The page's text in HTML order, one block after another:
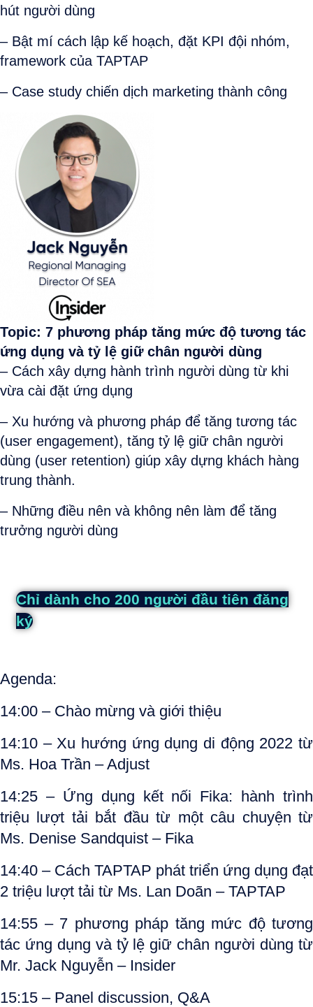
hút người dùng
– Bật mí cách lập kế hoạch, đặt KPI đội nhóm,
framework của TAPTAP
– Case study chiến dịch marketing thành công
Topic: 7 phương pháp tăng mức độ tương tác
ứng dụng và tỷ lệ giữ chân người dùng
– Cách xây dựng hành trình người dùng từ khi
vừa cài đặt ứng dụng
– Xu hướng và phương pháp để tăng tương tác
(user engagement), tăng tỷ lệ giữ chân người
dùng (user retention) giúp xây dựng khách hàng
trung thành.
– Những điều nên và không nên làm để tăng
trưởng người dùng
Chỉ dành cho 200 người đầu tiên đăng
ký
Agenda:
14:00 – Chào mừng và giới thiệu
14:10 – Xu hướng ứng dụng di động 2022 từ
Ms. Hoa Trần – Adjust
14:25 – Ứng dụng kết nối Fika: hành trình
triệu lượt tải bắt đầu từ một câu chuyện từ
Ms. Denise Sandquist – Fika
14:40 – Cách TAPTAP phát triển ứng dụng đạt
2 triệu lượt tải từ Ms. Lan Doãn – TAPTAP
14:55 – 7 phương pháp tăng mức độ tương
tác ứng dụng và tỷ lệ giữ chân người dùng từ
Mr. Jack Nguyễn – Insider
15:15 – Panel discussion, Q&A